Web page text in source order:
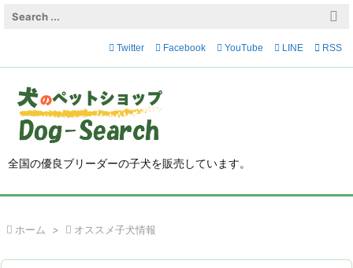
全国の優良ブリーダーの子犬を販売しています。


Twitter Facebook YouTube LINE  RSS
 ホーム >  オススメ子犬情報